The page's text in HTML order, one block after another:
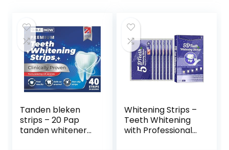
Tanden bleken
strips – 20 Pap
tanden whitener
Whitening Strips –
Teeth Whitening
with Professional